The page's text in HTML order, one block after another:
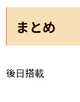
まとめ
後日搭載